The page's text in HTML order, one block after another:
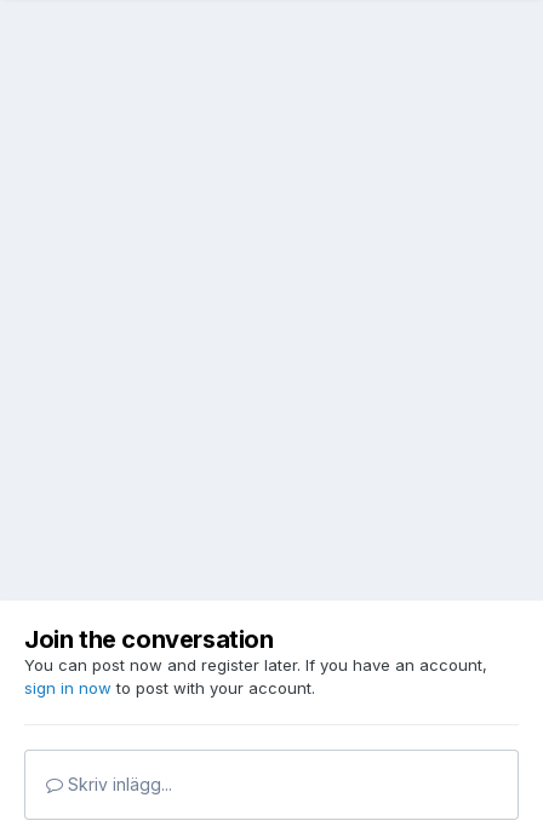
Join the conversation
You can post now and register later. If you have an account,
sign in now to post with your account.
Skriv inlägg...